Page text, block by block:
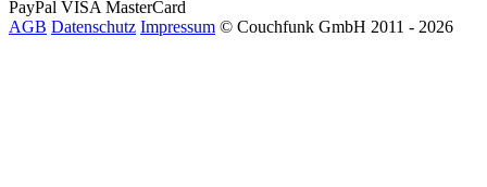
PayPal VISA MasterCard
AGB Datenschutz Impressum © Couchfunk GmbH 2011 - 2026